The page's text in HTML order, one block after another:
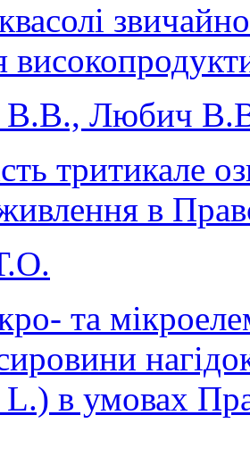
В.В., Любич
тритикале
в
та
в умовах